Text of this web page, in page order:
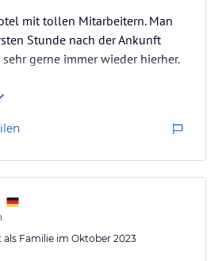
mit tollen Mitarbeitern. Man
Stunde nach der Ankunft
gerne immer wieder hierher.
als Familie im Oktober 2023